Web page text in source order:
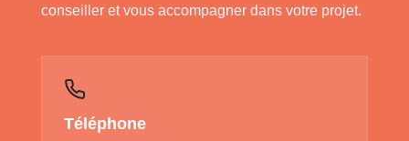
conseiller et vous accompagner dans votre projet.
Téléphone